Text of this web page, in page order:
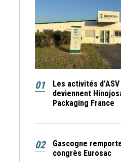
01
Les activités
deviennent
Packaging France
02
Gascogne
congrès Eurosac